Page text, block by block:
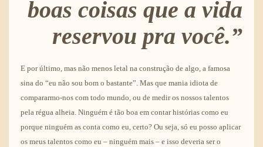
boas coisas que a vida
reservou pra você.”
E por último, mas não menos letal na construção de algo, a famosa
sina do “eu não sou bom o bastante”. Mas que mania idiota de
compararmo-nos com todo mundo, ou de medir os nossos talentos
pela régua alheia. Ninguém é tão boa em contar histórias como eu
porque ninguém as conta como eu, certo? Ou seja, só eu posso aplicar
os meus talentos como eu – ninguém mais – e isso deveria ser o